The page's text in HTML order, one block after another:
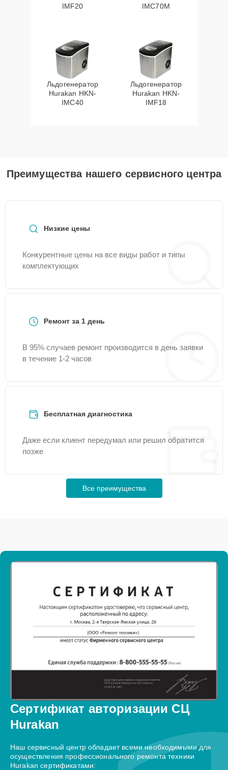
IMF20
IMC70M
Льдогенератор
Hurakan HKN-
IMC40
Льдогенератор
Hurakan HKN-
IMF18
Преимущества нашего сервисного центра
Низкие цены
Конкурентные цены на все виды работ и типы
комплектующих
Ремонт за 1 день
В 95% случаев ремонт производится в день заявки
в течение 1-2 часов
Бесплатная диагностика
Даже если клиент передумал или решил обратится
позже
Все преимущества
Сертификат авторизации СЦ
Hurakan
Наш сервисный центр обладает всеми необходимыми для
осуществления профессионального ремонта техники
Hurakan сертификатами: